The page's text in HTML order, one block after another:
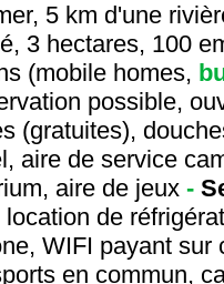
5 km d'une
3 hectares, 100
(mobile homes,
possible,
(gratuites),
aire de service
aire de jeux -
de
WIFI payant
en commun,